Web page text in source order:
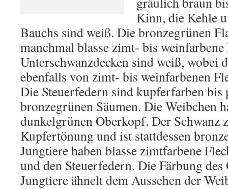
Kinn, die Kehle
Bauchs sind weiß. Die bronzegrünen
manchmal blasse zimt- bis
Unterschwanzdecken sind weiß, wobei
ebenfalls von zimt- bis weinfarbenen
Die Steuerfedern sind kupferfarben
bronzegrünen Säumen. Die Weibchen
dunkelgrünen Oberkopf. Der Schwanz
Kupfertönung und ist stattdessen
Jungtiere haben blasse zimtfarbene
und den Steuerfedern. Die Färbung
Jungtiere ähnelt dem Aussehen der